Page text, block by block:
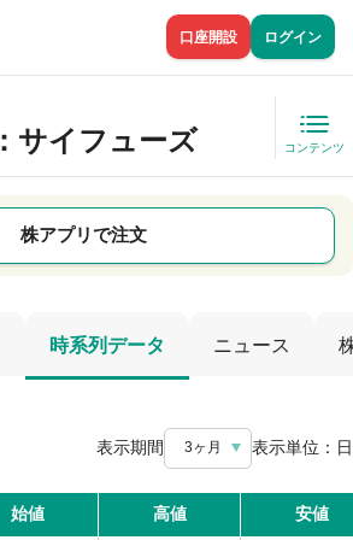
口座開設 ログイン
：サイフューズ コンテンツ
株アプリで注文
時系列データ ニュース
表示期間 3ヶ月 表示単位： 日
始値 高値 安値